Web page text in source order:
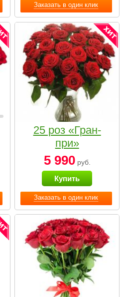
Заказать в один клик
Заказать в один клик
25 роз «Гран-
при»
5 990руб.
Купить